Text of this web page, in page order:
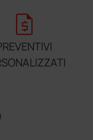
request_quote